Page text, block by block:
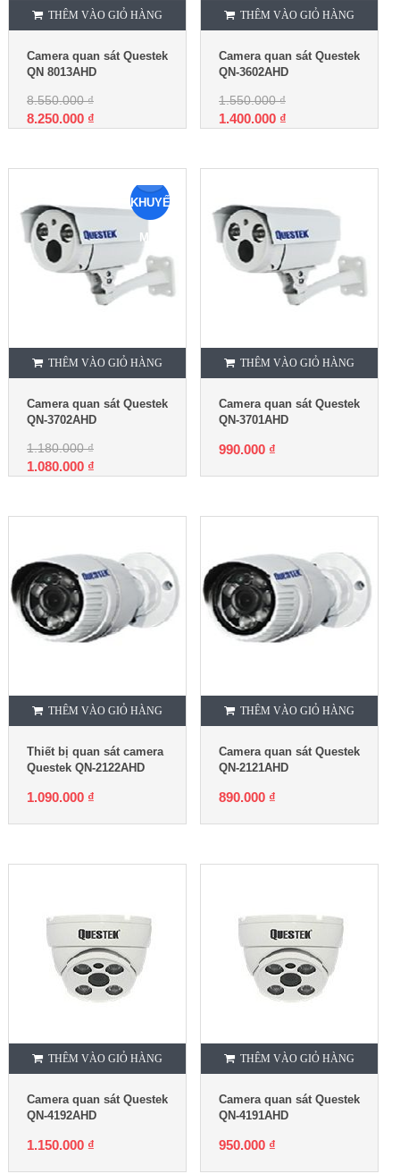
THÊM VÀO GIỎ HÀNG
Camera quan sát Questek
QN 8013AHD
8.550.000₫
8.250.000 ₫
THÊM VÀO GIỎ HÀNG
Camera quan sát Questek
QN-3602AHD
1.550.000₫
1.400.000 ₫
KHUYẾN
MẠI
THÊM VÀO GIỎ HÀNG
Camera quan sát Questek
QN-3702AHD
1.180.000₫
1.080.000 ₫
THÊM VÀO GIỎ HÀNG
Camera quan sát Questek
QN-3701AHD
990.000 ₫
THÊM VÀO GIỎ HÀNG
Thiết bị quan sát camera
Questek QN-2122AHD
1.090.000 ₫
THÊM VÀO GIỎ HÀNG
Camera quan sát Questek
QN-2121AHD
890.000 ₫
THÊM VÀO GIỎ HÀNG
Camera quan sát Questek
QN-4192AHD
1.150.000 ₫
THÊM VÀO GIỎ HÀNG
Camera quan sát Questek
QN-4191AHD
950.000 ₫